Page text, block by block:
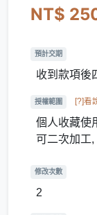
NT$
預計交期
收到款項後
授權範圍 [?]看
個人收藏使
可二次加工
修改次數
2